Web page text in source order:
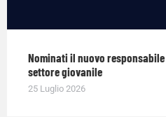
Nominati il nuovo
settore giovanile
25 Luglio 2026